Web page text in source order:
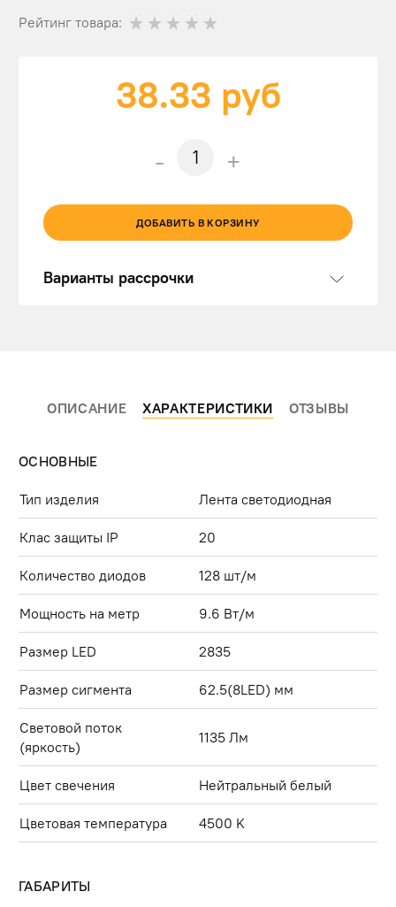
Рейтинг товара:
38.33 руб
- +
ДОБАВИТЬ В КОРЗИНУ
Варианты рассрочки
ОПИСАНИЕ ХАРАКТЕРИСТИКИ ОТЗЫВЫ
ОСНОВНЫЕ
Тип изделия Лента светодиодная
Клас защиты IP 20
Количество диодов 128 шт/м
Мощность на метр 9.6 Вт/м
Размер LED 2835
Размер сигмента 62.5(8LED) мм
Световой поток
(яркость)
1135 Лм
Цвет свечения Нейтральный белый
Цветовая температура 4500 K
ГАБАРИТЫ